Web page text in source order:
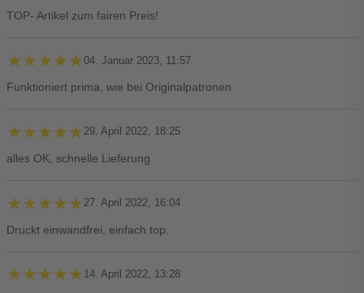
TOP- Artikel zum fairen Preis!
★★★★★
★★★★★04. Januar 2023, 11:57
Funktioniert prima, wie bei Originalpatronen
★★★★★
★★★★★ 29. April 2022, 18:25
alles OK, schnelle Lieferung
★★★★★
★★★★★ 27. April 2022, 16:04
Druckt einwandfrei, einfach top.
★★★★★
★★★★★ 14. April 2022, 13:28